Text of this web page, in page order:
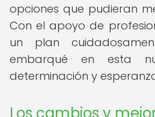
opciones que pudieran
Con el apoyo de
un plan
embarqué en esta
determinación y